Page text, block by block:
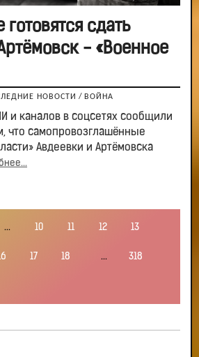
сдать
- «Военное
НОВОСТИ / ВОЙНА
и каналов в соцсетях сообщили
что самопровозглашённые
Авдеевки и Артёмовска
... 10 11 12 13
17 18 ... 318